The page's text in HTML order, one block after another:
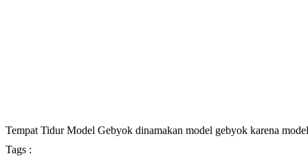
Tempat Tidur Model Gebyok dinamakan model gebyok karena
Tags :